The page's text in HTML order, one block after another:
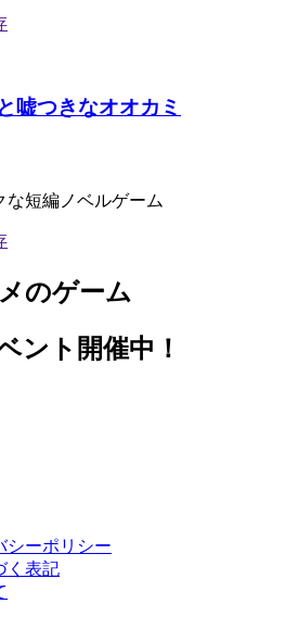
嘘つきなオオカミ
な短編ノベルゲーム
のゲーム
ント開催中！
シーポリシー
く表記